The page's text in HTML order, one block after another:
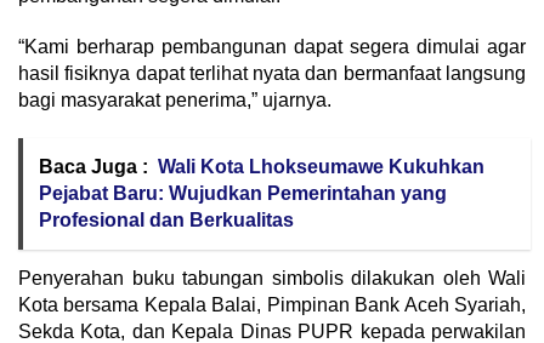
“Kami berharap pembangunan dapat segera dimulai agar
hasil fisiknya dapat terlihat nyata dan bermanfaat langsung
bagi masyarakat penerima,” ujarnya.
Baca Juga : Wali Kota Lhokseumawe Kukuhkan
Pejabat Baru: Wujudkan Pemerintahan yang
Profesional dan Berkualitas
Penyerahan buku tabungan simbolis dilakukan oleh Wali
Kota bersama Kepala Balai, Pimpinan Bank Aceh Syariah,
Sekda Kota, dan Kepala Dinas PUPR kepada perwakilan